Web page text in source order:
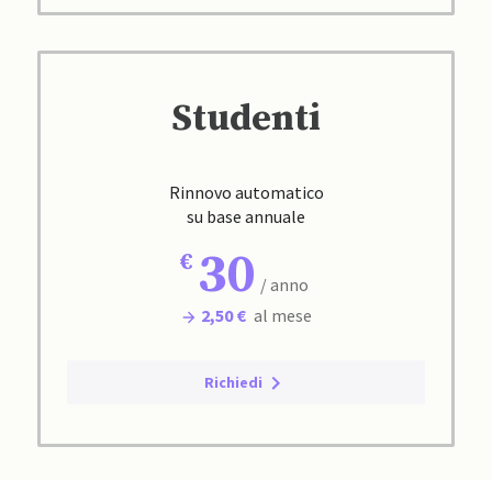
Studenti
Rinnovo automatico
su base annuale
30 / anno
2,50 € al mese
Richiedi